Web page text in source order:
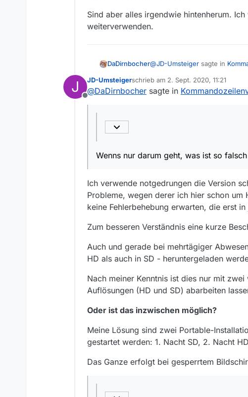
Sind aber alles irgendwie hintenherum.
weiterverwenden.
DaDirnbocher@JD-Umsteiger sagte in
@DerReisende77
Wenns nur darum geht, was
Der Start über den Task-
Möglichkeit,
Warum? Was ist mit dem
senden kann?
aber wie kann ich das in
Du könntest Dich mit den
anzulegen und am Ende
weiterverwenden.
J
Offline
JD-Umsteigerschrieb am 2. Sept. 2020, 11:21
zuletzt editiert von
@DaDirnbocher sagte in
Wenns nur darum geht, was ist so
Ich verwende notgedrungen die Version
Probleme, wegen derer ich hier schon
keine Fehlerbehebung erwarten, die erst
Zum besseren Verständnis eine kurze
Auch und gerade bei mehrtägiger
HD als auch in SD - heruntergeladen
Nach meiner Kenntnis ist dies nur mit
Auflösungen (HD und SD) abarbeiten
Oder ist das inzwischen möglich?
Meine Lösung sind zwei Portable-
gestartet werden: 1. Nacht SD, 2. Nacht
Das Ganze erfolgt bei gesperrtem